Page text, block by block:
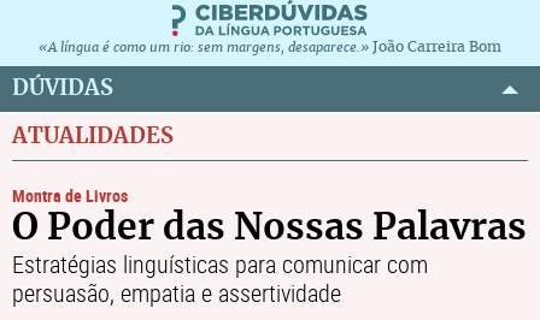
«A língua é como um rio: sem margens, desaparece.» João Carreira Bom
DÚVIDAS
ATUALIDADES
Montra de Livros
O Poder das Nossas Palavras
Estratégias linguísticas para comunicar com
persuasão, empatia e assertividade